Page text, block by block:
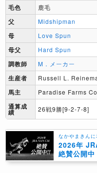
毛色 鹿毛
父 Midshipman
母 Love Spun
母父 Hard Spun
調教師 M．メーカー
生産者 Russell L.
馬主 Paradise Farms
通算成
績 26戦9勝[9-2-7-8]
なかやまきんに
2026年
絶賛公開中